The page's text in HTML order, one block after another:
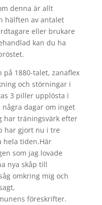
denna är allt
hälften av antalet
eller brukare
kan du ha
1880-talet, zanaflex
och störningar i
3 piller upplösta i
dagar om inget
har träningsvärk efter
har gjort nu i tre
hela tiden.Här
som jag lovade
nya skåp till
omkring mig och
föreskrifter.